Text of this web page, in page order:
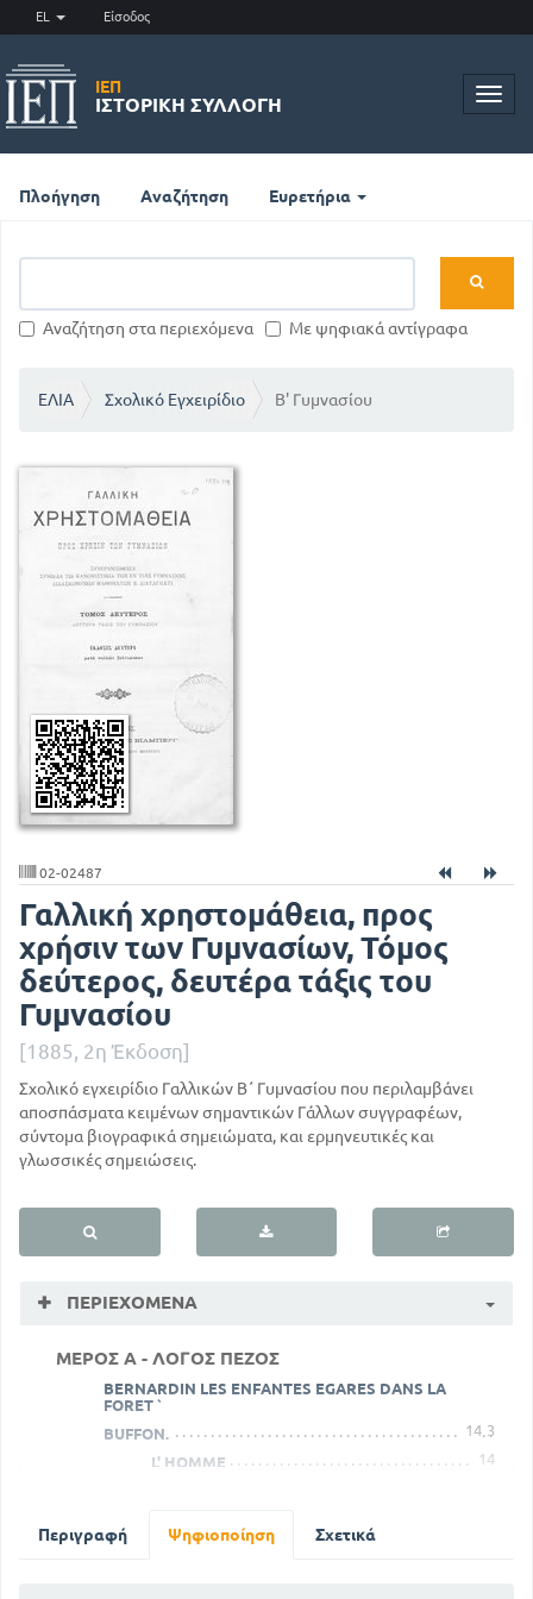
EL Είσοδος
ΙΕΠ
ΙΣΤΟΡΙΚΉ ΣΥΛΛΟΓΉ
Πλοήγηση Αναζήτηση Ευρετήρια
Αναζήτηση στα περιεχόμενα Με ψηφιακά αντίγραφα
ΕΛΙΑ Σχολικό Εγχειρίδιο Β' Γυμνασίου
02-02487
Γαλλική χρηστομάθεια, προς
χρήσιν των Γυμνασίων, Τόμος
δεύτερος, δευτέρα τάξις του
Γυμνασίου
[1885, 2η Έκδοση]
Σχολικό εγχειρίδιο Γαλλικών B΄ Γυμνασίου που περιλαμβάνει
αποσπάσματα κειμένων σημαντικών Γάλλων συγγραφέων,
σύντομα βιογραφικά σημειώματα, και ερμηνευτικές και
γλωσσικές σημειώσεις.
ΠΕΡΙΕΧΌΜΕΝΑ
ΜΕΡΟΣ Α - ΛΟΓΟΣ ΠΕΖΟΣ
BERNARDIN LES ENFANTES EGARES DANS LA
FORET `
3
BUFFON.
14
L' HOMME
14
LE CYGNE
Περιγραφή Ψηφιοποίηση Σχετικά